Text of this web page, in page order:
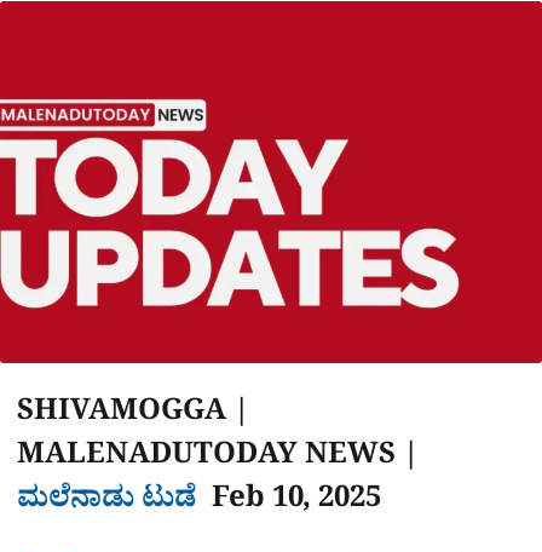
p o a
a
SHIVAMOGGA |
MALENADUTODAY NEWS |
ಮಲೆನಾಡು ಟುಡೆ Feb 10, 2025